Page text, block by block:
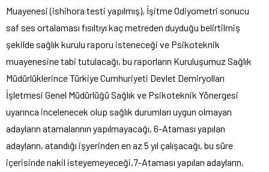
Muayenesi (ishihora testi yapılmış), İşitme Odiyometri sonucu
saf ses ortalaması fısıltıyı kaç metreden duyduğu belirtilmiş
şekilde sağlık kurulu raporu isteneceği ve Psikoteknik
muayenesine tabi tutulacağı, bu raporların Kuruluşumuz Sağlık
Müdürlüklerince Türkiye Cumhuriyeti Devlet Demiryolları
İşletmesi Genel Müdürlüğü Sağlık ve Psikoteknik Yönergesi
uyarınca incelenecek olup sağlık durumları uygun olmayan
adayların atamalarının yapılmayacağı, 6-Ataması yapılan
adayların, atandığı işyerinden en az 5 yıl çalışacağı, bu süre
içerisinde nakil isteyemeyeceği,7-Ataması yapılan adayların,